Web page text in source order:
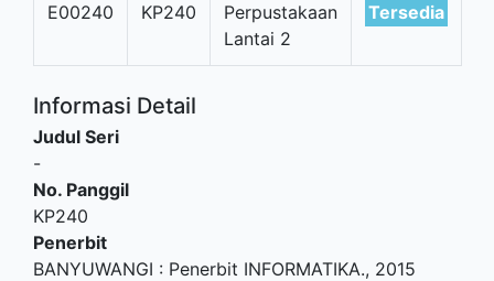
E00240 KP240
Perpustakaan
Lantai 2
Tersedia
Informasi Detail
Judul Seri
-
No. Panggil
KP240
Penerbit
BANYUWANGI : Penerbit INFORMATIKA., 2015